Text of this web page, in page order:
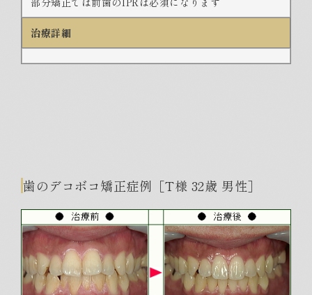
治療詳細
歯のデコボコ矯正症例［T様 32歳 男性］